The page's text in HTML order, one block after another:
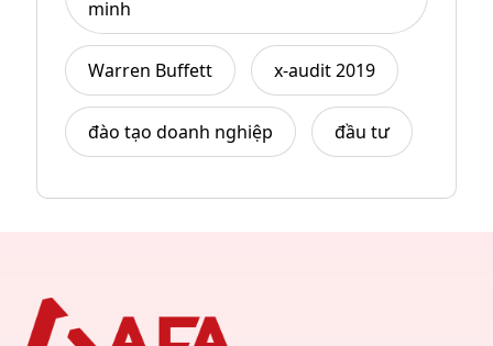
minh
Warren Buffett x-audit 2019
đào tạo doanh nghiệp đầu tư